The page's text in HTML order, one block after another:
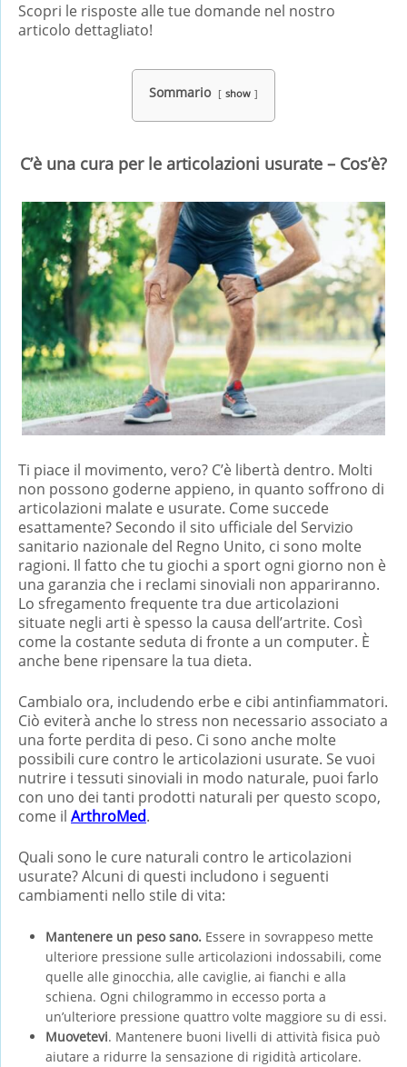
Scopri le risposte alle tue domande nel nostro
articolo dettagliato!
Sommario show
C’è una cura per le articolazioni usurate – Cos’è?
Ti piace il movimento, vero? C’è libertà dentro. Molti
non possono goderne appieno, in quanto soffrono di
articolazioni malate e usurate. Come succede
esattamente? Secondo il sito ufficiale del Servizio
sanitario nazionale del Regno Unito, ci sono molte
ragioni. Il fatto che tu giochi a sport ogni giorno non è
una garanzia che i reclami sinoviali non appariranno.
Lo sfregamento frequente tra due articolazioni
situate negli arti è spesso la causa dell’artrite. Così
come la costante seduta di fronte a un computer. È
anche bene ripensare la tua dieta.
Cambialo ora, includendo erbe e cibi antinfiammatori.
Ciò eviterà anche lo stress non necessario associato a
una forte perdita di peso. Ci sono anche molte
possibili cure contro le articolazioni usurate. Se vuoi
nutrire i tessuti sinoviali in modo naturale, puoi farlo
con uno dei tanti prodotti naturali per questo scopo,
come il ArthroMed.
Quali sono le cure naturali contro le articolazioni
usurate? Alcuni di questi includono i seguenti
cambiamenti nello stile di vita:
Mantenere un peso sano. Essere in sovrappeso mette
ulteriore pressione sulle articolazioni indossabili, come
quelle alle ginocchia, alle caviglie, ai fianchi e alla
schiena. Ogni chilogrammo in eccesso porta a
un’ulteriore pressione quattro volte maggiore su di essi.
Muovetevi. Mantenere buoni livelli di attività fisica può
aiutare a ridurre la sensazione di rigidità articolare.